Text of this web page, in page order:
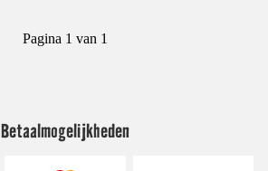
Pagina 1 van 1
Betaalmogelijkheden